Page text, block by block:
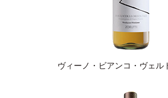
ヴィーノ・ビアンコ・ヴェル